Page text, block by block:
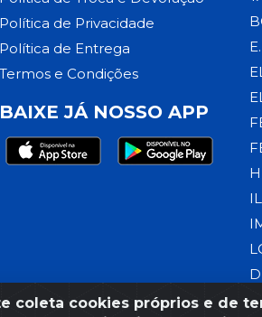
coleta cookies próprios e de
Política de Privacidade
Política de Entrega
Termos e Condições
BAIXE JÁ NOSSO APP